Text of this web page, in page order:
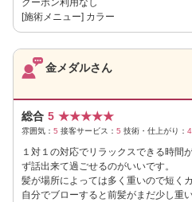
[施術メニュー] カラー
金メダルさん
総合 5 ★★★★★
雰囲気： 5 接客サービス： 5 技術・仕上がり： 4
１対１の対応でリラックスできる時間
ず話出来て過ごせるのがいいです。
髪が場所によっては多く重いので短く
自分でブローすると前髪がまだ少し重